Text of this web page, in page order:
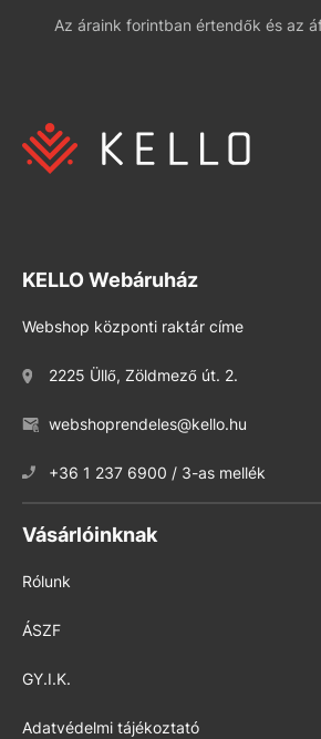
Az áraink forintban értendők és az
KELLO Webáruház
Webshop központi raktár címe
2225 Üllő, Zöldmező út. 2.
webshoprendeles@kello.hu
+36 1 237 6900 / 3-as mellék
Vásárlóinknak
Rólunk
ÁSZF
GY.I.K.
Adatvédelmi tájékoztató